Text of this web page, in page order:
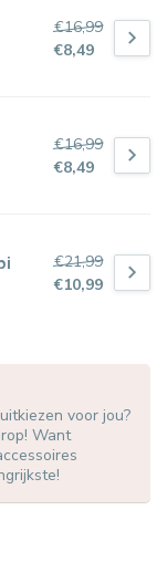
€16,99
€8,49
€16,99
€8,49
€21,99
€10,99
voor jou?
Want